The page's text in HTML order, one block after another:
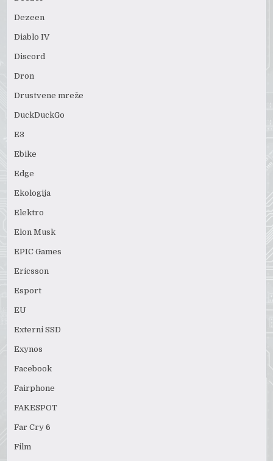
Dezeen
Diablo IV
Discord
Dron
Drustvene mreže
DuckDuckGo
E3
Ebike
Edge
Ekologija
Elektro
Elon Musk
EPIC Games
Ericsson
Esport
EU
Externi SSD
Exynos
Facebook
Fairphone
FAKESPOT
Far Cry 6
Film